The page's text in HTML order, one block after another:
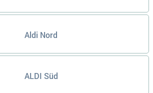
Aldi Nord
ALDI Süd